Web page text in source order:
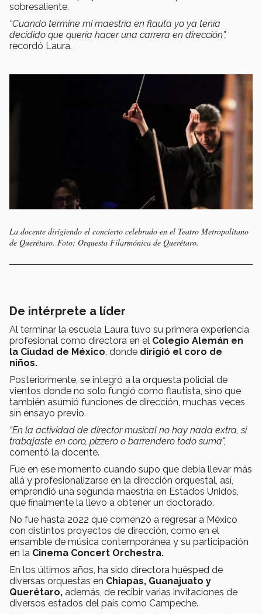
sobresaliente.
“Cuando termine mi maestría en flauta yo ya tenía
decidido que quería hacer una carrera en dirección”,
recordó Laura.
La docente dirigiendo el concierto celebrado en el Teatro Metropolitano
de Querétaro. Foto: Orquesta Filarmónica de Querétaro.
De intérprete a líder
Al terminar la escuela Laura tuvo su primera experiencia
profesional como directora en el Colegio Alemán en
la Ciudad de México, donde dirigió el coro de
niños.
Posteriormente, se integró a la orquesta policial de
vientos donde no solo fungió como flautista, sino que
también asumió funciones de dirección, muchas veces
sin ensayo previo.
“En la actividad de director musical no hay nada extra, si
trabajaste en coro, pizzero o barrendero todo suma",
comentó la docente.
Fue en ese momento cuando supo que debía llevar más
allá y profesionalizarse en la dirección orquestal, así,
emprendió una segunda maestría en Estados Unidos,
que finalmente la llevo a obtener un doctorado.
No fue hasta 2022 que comenzó a regresar a México
con distintos proyectos de dirección, como en el
ensamble de música contemporánea y su participación
en la Cinema Concert Orchestra.
En los últimos años, ha sido directora huésped de
diversas orquestas en Chiapas, Guanajuato y
Querétaro, además, de recibir varias invitaciones de
diversos estados del país como Campeche.